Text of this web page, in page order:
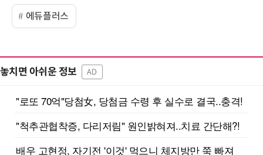
에듀플러스
놓치면 아쉬운 정보 AD